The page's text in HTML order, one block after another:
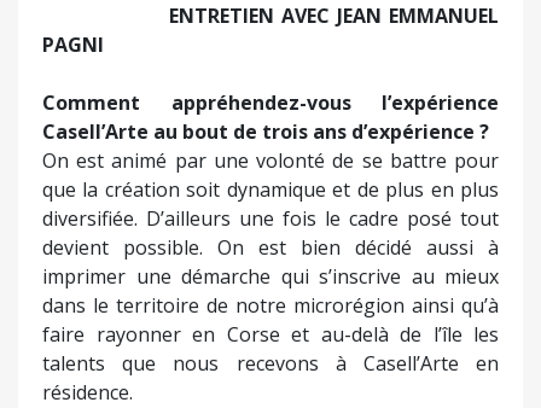
ENTRETIEN AVEC JEAN EMMANUEL
PAGNI
Comment appréhendez-vous l’expérience
Casell’Arte au bout de trois ans d’expérience ?
On est animé par une volonté de se battre pour
que la création soit dynamique et de plus en plus
diversifiée. D’ailleurs une fois le cadre posé tout
devient possible. On est bien décidé aussi à
imprimer une démarche qui s’inscrive au mieux
dans le territoire de notre microrégion ainsi qu’à
faire rayonner en Corse et au-delà de l’île les
talents que nous recevons à Casell’Arte en
résidence.